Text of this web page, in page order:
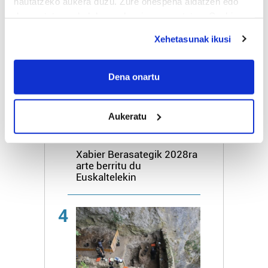
If you allow, we would also like to:
Collect information about your geographical
meters
Identify your device by actively scanning it for
specific characteristics (fingerprinting)
Find out more about how your personal data is processed
and set your preferences in the
Guk eta gure bazkideek zure datu pertsonalak
prozesatzen ditugu, zure IP zenbakia, besteak beste,
teknologia erabiliz, cookieak adibidez, iragarki eta eduki
pertsonalizatuak eskaintzeko, iragarkiak eta edukia
neurtzeko, jendeari buruzko informazioa biltzeko eta
produktuak garatzeko. Zure datuak nork eta zertarako
Xehetasunak ikusi
Dena onartu
Aukeratu
ibilaldia abuztuaren 29an
egingo dute
3
KIROLA
Xabier Berasategik 2028ra
arte berritu du
Euskaltelekin
4